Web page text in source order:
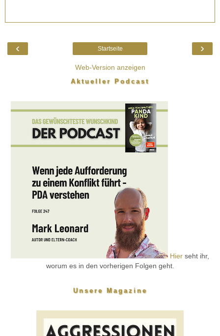
‹ ›
Startseite
Web-Version anzeigen
Aktueller Podcast
Hier seht ihr,
worum es in den vorherigen Folgen geht.
Unsere Magazine